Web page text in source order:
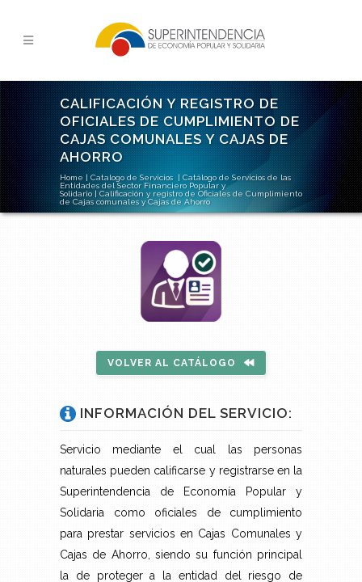
CALIFICACIÓN Y REGISTRO DE
OFICIALES DE CUMPLIMIENTO DE
CAJAS COMUNALES Y CAJAS DE
AHORRO
Home | Catalogo de Servicios | Catálogo de Servicios de las
Entidades del Sector Financiero Popular y
Solidario | Calificación y registro de Oficiales de Cumplimiento
de Cajas comunales y Cajas de Ahorro
VOLVER AL CATÁLOGO
INFORMACIÓN DEL SERVICIO:
Servicio mediante el cual las personas
naturales pueden calificarse y registrarse en la
Superintendencia de Economía Popular y
Solidaria como oficiales de cumplimiento
para prestar servicios en Cajas Comunales y
Cajas de Ahorro, siendo su función principal
la de proteger a la entidad del riesgo de